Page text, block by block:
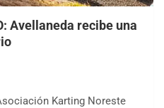
Avellaneda recibe una
Karting Noreste